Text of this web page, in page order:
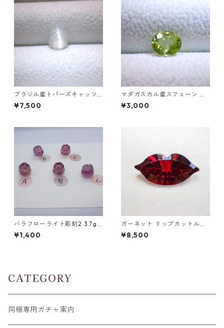
ブラジル産トパーズキャッツ
アイ ラウンドカボションルー
ス 1.6ct 6.4mm*4.3mm
¥7,500
マダガスカル産スフェーン オ
ーバルカットルース 1.03ct 6.
3mm*5.3mm*3.6mm
¥3,000
バラフローライト彫刻2 3.7g
前後 高さ13mm前後
¥1,400
ガーネット リップカットルー
ス 2.0ct 12mm*6mm*4mm
¥8,500
CATEGORY
同梱専用ガチャ案内